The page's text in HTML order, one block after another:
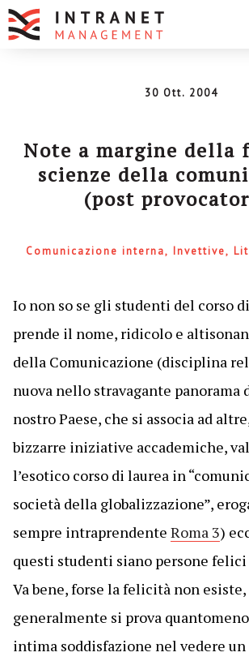
30 Ott. 2004
Note a margine della
scienze della
(post
Comunicazione interna Invettive
Io non so se gli studenti del corso
prende il nome, ridicolo e
della Comunicazione (disciplina
nuova nello stravagante panorama
nostro Paese, che si associa ad
bizzarre iniziative accademiche,
l’esotico corso di laurea in
società della globalizzazione”,
sempre intraprendente Roma 3)
questi studenti siano persone felici
Va bene, forse la felicità non esiste,
generalmente si prova
intima soddisfazione nel vedere